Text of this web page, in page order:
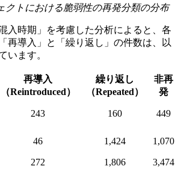
クトにおける脆弱性の再発分類の分布
入時期」を考慮した分析によると、各
再導入」と「繰り返し」の件数は、以
います。
再導入
（Reintroduced）
繰り返し
（Repeated）
非再
発
243 160 449
46 1,424 1,070
272 1,806 3,474